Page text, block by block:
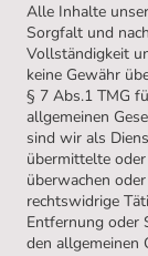
Alle Inhalte
Sorgfalt und
Vollständigkeit
keine Gewähr
§ 7 Abs.1 TMG
allgemeinen
sind wir als
übermittelte
überwachen
rechtswidrige
Entfernung oder
den allgemeinen